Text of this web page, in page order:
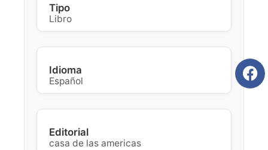
Tipo
Libro
Idioma
Español
Editorial
casa de las americas